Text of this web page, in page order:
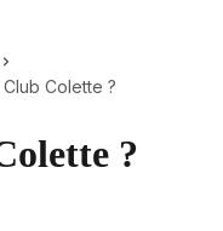
Colette ?
?